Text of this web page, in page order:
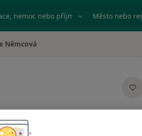
nemoc nebo příjmení Město nebo
Němcová